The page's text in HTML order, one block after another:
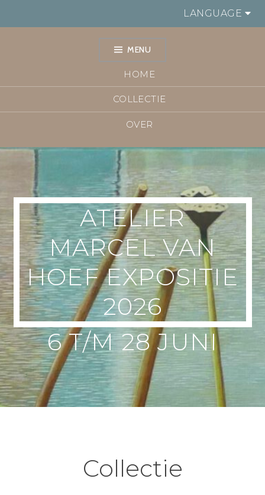
LANGUAGE
MENU
HOME
COLLECTIE
OVER
ATELIER
MARCEL VAN
HOEF EXPOSITIE
2026
Collectie